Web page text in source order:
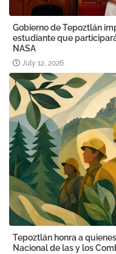
Gobierno de Tepoztlán
estudiante que
NASA
July 12, 2026
Tepoztlán honra a
Nacional de las y los